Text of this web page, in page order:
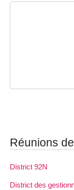
Réunions
District 92N
District des